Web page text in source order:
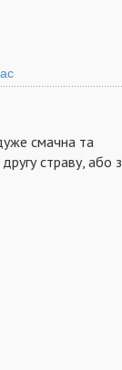
смачна та
страву, або з